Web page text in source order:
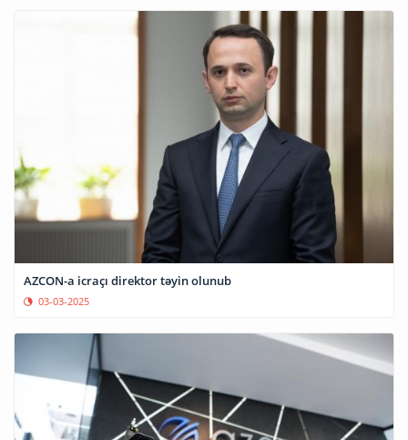
AZCON-a icraçı direktor təyin olunub
03-03-2025